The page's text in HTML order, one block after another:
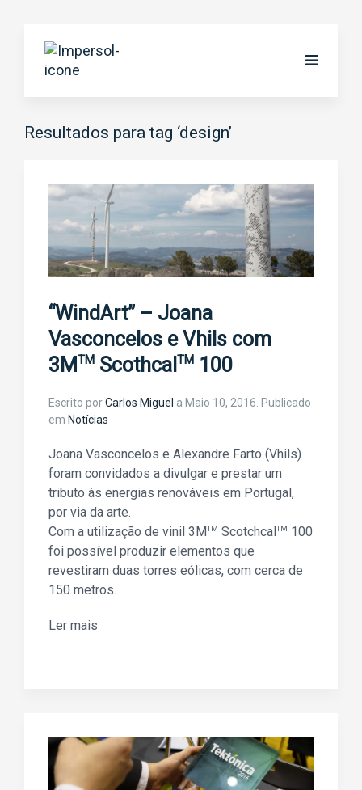
Resultados para tag ‘design’
“WindArt” – Joana
Vasconcelos e Vhils com
3M TM Scothcal TM 100
Escrito porCarlos Miguel a Maio 10, 2016 . Publicado
em Notícias
Joana Vasconcelos e Alexandre Farto (Vhils)
foram convidados a divulgar e prestar um
tributo às energias renováveis em Portugal,
por via da arte.
Com a utilização de vinil 3MTM ScotchcalTM 100
foi possível produzir elementos que
revestiram duas torres eólicas, com cerca de
150 metros.
Ler mais